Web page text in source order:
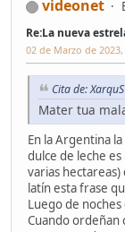
videonet
Re:La nueva
02 de Marzo de 2023,
Cita de:
Mater tua
En la Argentina
dulce de leche
varias
latín esta frase
Luego de
Cuando ordeñan